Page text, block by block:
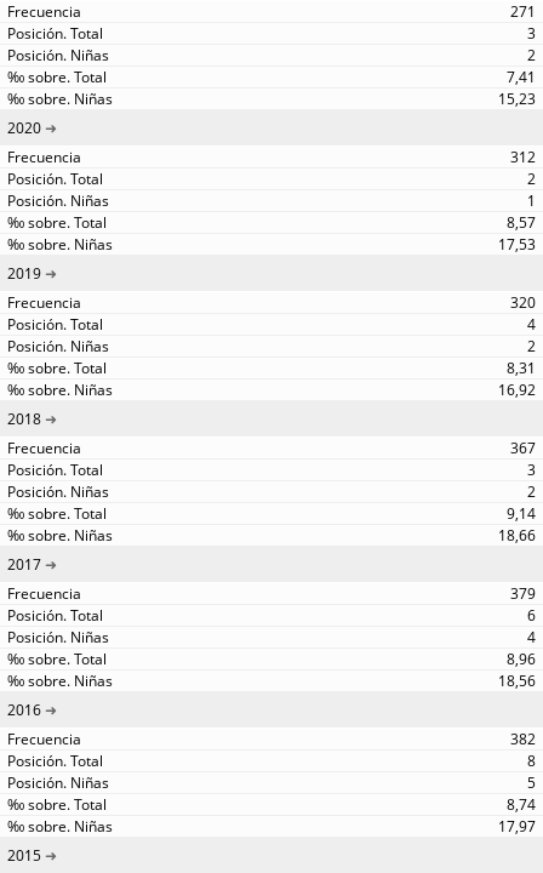
271
3
2
7,41
15,23
2020
312
2
1
8,57
17,53
2019
320
4
2
8,31
16,92
2018
367
3
2
9,14
18,66
2017
379
6
4
8,96
18,56
2016
382
8
5
8,74
17,97
2015